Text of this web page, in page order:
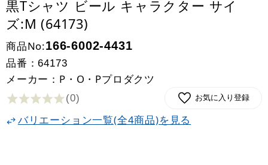
黒Tシャツ ビール キャラクター サイ
ズ:M (64173)
商品No:166-6002-4431
品番：64173
メーカー：P・O・Pプロダクツ
(0) お気に入り登録
バリエーション一覧(全4商品)を見る